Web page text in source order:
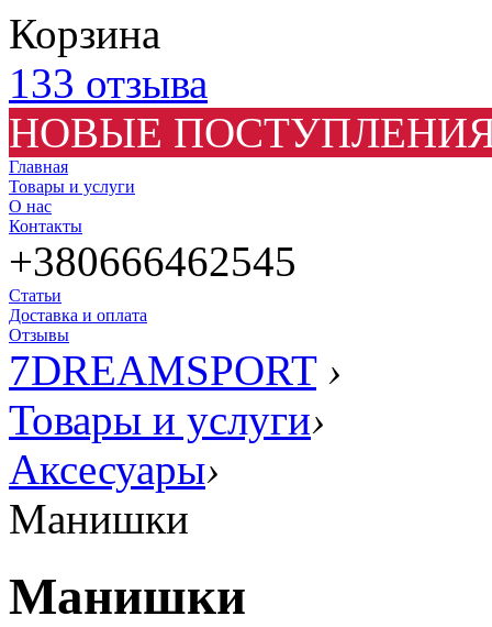
Корзина
133 отзыва
НОВЫЕ
Главная
Товары и услуги
О нас
Контакты
+380666462545
Статьи
Доставка и оплата
Отзывы
7DREAMSPORT ›
Товары и услуги›
Аксесуары›
Манишки
Манишки